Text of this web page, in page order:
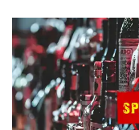
കണ്ണൂർ ജില്ലാ